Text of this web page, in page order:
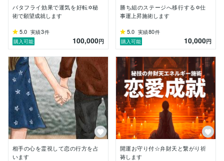
バタフライ効果で運気を好転✡秘
術で願望成就します
5.0 実績3件
購入可能
100,000円
勝ち組のステージへ移行する✡仕
事運上昇施術します
5.0 実績80件
購入可能
10,000円
相手の心を霊視して恋の行方を占
います
開運お守り付☆弁財天と繋がり祈
祷します